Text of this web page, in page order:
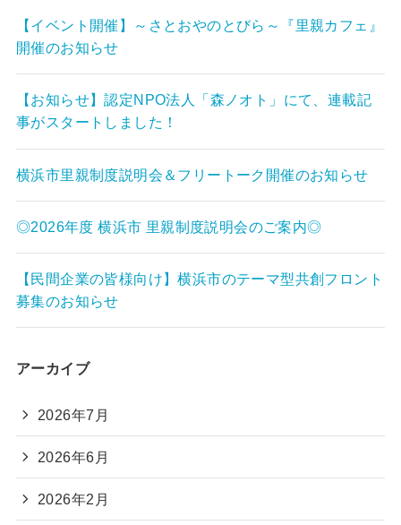
【イベント開催】～さとおやのとびら～『里親カフェ』
開催のお知らせ
【お知らせ】認定NPO法人「森ノオト」にて、連載記
事がスタートしました！
横浜市里親制度説明会＆フリートーク開催のお知らせ
◎2026年度 横浜市 里親制度説明会のご案内◎
【民間企業の皆様向け】横浜市のテーマ型共創フロント
募集のお知らせ
アーカイブ
2026年7月
2026年6月
2026年2月